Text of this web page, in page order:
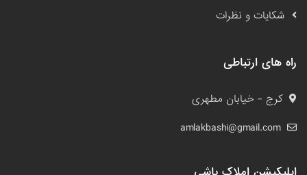
شکایات و نظرات
راه های ارتباطی
کرج - خیابان مطهری
amlakbashi@gmail.com